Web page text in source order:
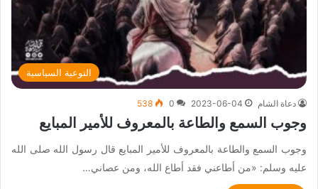
التوعية السياسية
دعاة الشام 2023-06-04
0
538
وجوب السمع والطاعة بالمعروف للأمير المبايع
وجوب السمع والطاعة بالمعروف للأمير المبايع قال رسول الله صلى الله
عليه وسلم: «من أطاعني فقد أطاع الله، ومن عصاني…